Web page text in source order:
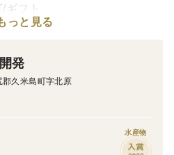
フト
商品が劣化していくため、商
分となります。
利用ください※※
っと見る
発
郡久米島町字北原
水産物